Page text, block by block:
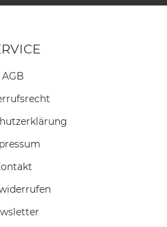
AGB